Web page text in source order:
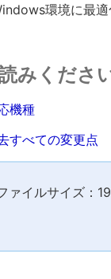
環境に最
みくださ
機種
すべての変更点
イルサイズ：